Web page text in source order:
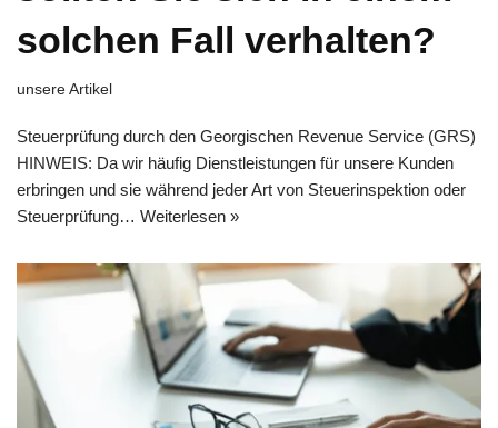
solchen Fall verhalten?
unsere Artikel
Steuerprüfung durch den Georgischen Revenue Service (GRS)
HINWEIS: Da wir häufig Dienstleistungen für unsere Kunden
erbringen und sie während jeder Art von Steuerinspektion oder
Steuerprüfung… Weiterlesen »